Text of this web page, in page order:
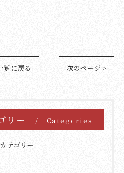
覧に戻る 次のページ >
リー Categories
テゴリー